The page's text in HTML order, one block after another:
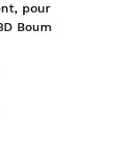
pour
Boum